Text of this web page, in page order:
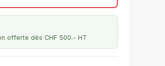
offerte dès CHF 500.- HT